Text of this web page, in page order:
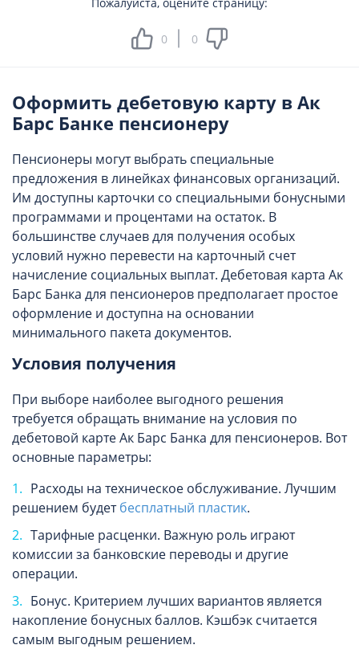
0 0
Оформить дебетовую карту в Ак
Барс Банке пенсионеру
Пенсионеры могут выбрать специальные
предложения в линейках финансовых организаций.
Им доступны карточки со специальными бонусными
программами и процентами на остаток. В
большинстве случаев для получения особых
условий нужно перевести на карточный счет
начисление социальных выплат. Дебетовая карта Ак
Барс Банка для пенсионеров предполагает простое
оформление и доступна на основании
минимального пакета документов.
Условия получения
При выборе наиболее выгодного решения
требуется обращать внимание на условия по
дебетовой карте Ак Барс Банка для пенсионеров. Вот
основные параметры:
Расходы на техническое обслуживание. Лучшим
решением будетбесплатный пластик.
Тарифные расценки. Важную роль играют
комиссии за банковские переводы и другие
операции.
Бонус. Критерием лучших вариантов является
накопление бонусных баллов. Кэшбэк считается
самым выгодным решением.